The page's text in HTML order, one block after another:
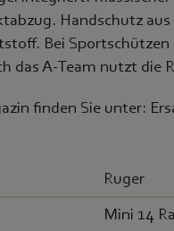
Handschutz
Bei
das A-Team nutzt die
finden Sie unter:
Ruger
Mini 14